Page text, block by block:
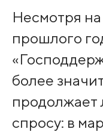
Несмотря на
прошлого
более
продолжает
спросу: в